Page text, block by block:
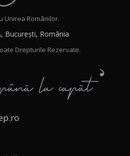
Unirea Românilor.
București, România
Drepturile Rezervate.